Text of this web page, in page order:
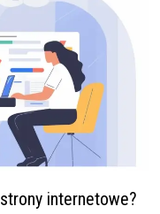
internetowe?